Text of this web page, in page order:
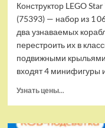
Конструктор LEGO
(75393) — набор из 1
два узнаваемых
перестроить их в
подвижными
входят 4 минифигуры
Узнать цены...
(EU)